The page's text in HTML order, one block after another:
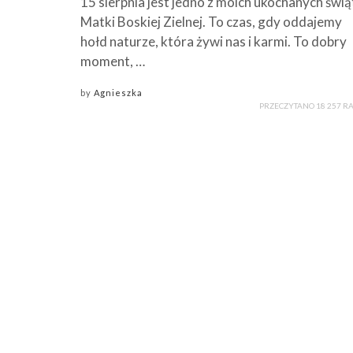
Matki Boskiej Zielnej. To czas, gdy oddajemy
hołd naturze, która żywi nas i karmi. To dobry
moment, …
by Agnieszka
PRZECZYTANO 18 257